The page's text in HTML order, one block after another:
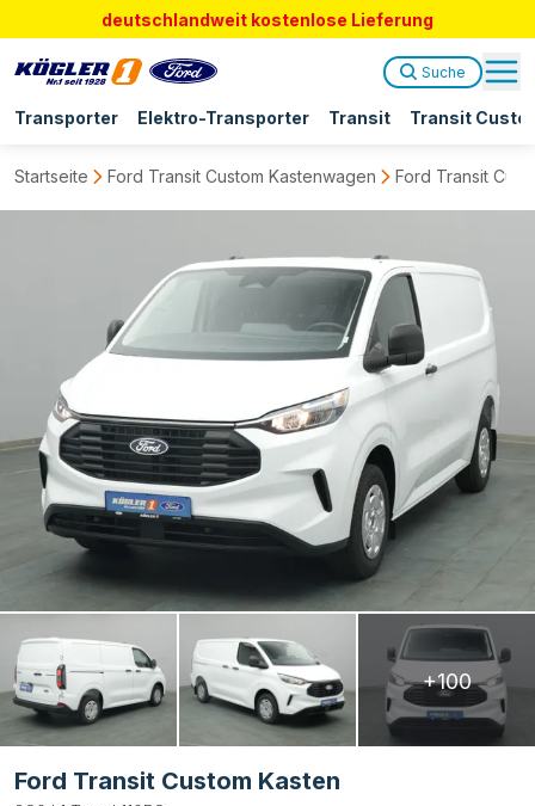
deutschlandweit kostenlose Lieferung
Transporter Elektro-Transporter Transit Transit
Suche
Startseite Ford Transit Custom Kastenwagen Ford Transit
+100
Ford Transit Custom Kasten